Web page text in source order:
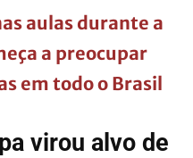
aulas durante a
a preocupar
em todo o Brasil
virou alvo de